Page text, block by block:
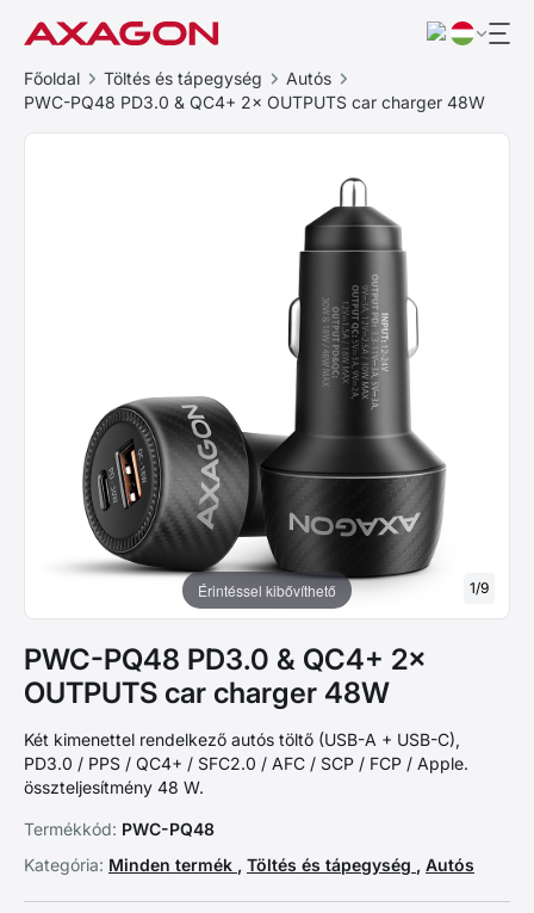
Főoldal Töltés és tápegység
Autós
PWC-PQ48 PD3.0 & QC4+ 2× OUTPUTS car charger 48W
Érintéssel kibővíthető 1/9
PWC-PQ48 PD3.0 & QC4+ 2×
OUTPUTS car charger 48W
Két kimenettel rendelkező autós töltő (USB-A + USB-C),
PD3.0 / PPS / QC4+ / SFC2.0 / AFC / SCP / FCP / Apple.
összteljesítmény 48 W.
Termékkód: PWC-PQ48
Kategória: Minden termék , Töltés és tápegység , Autós